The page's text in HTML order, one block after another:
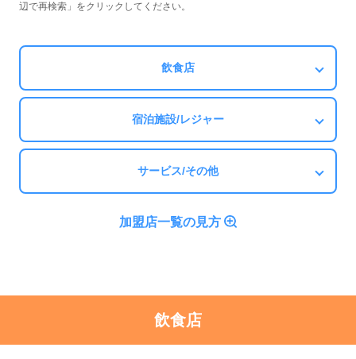
辺で再検索」をクリックしてください。
飲食店
宿泊施設/レジャー
サービス/その他
加盟店一覧の見方
飲食店